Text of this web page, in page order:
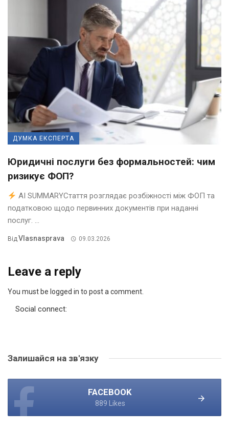
ДУМКА ЕКСПЕРТА
Юридичні послуги без формальностей: чим
ризикує ФОП?
AI SUMMARYСтаття розглядає розбіжності між ФОП та
податковою щодо первинних документів при наданні
послуг. ...
ВідVlasnasprava 09.03.2026
Leave a reply
You must be logged in to post a comment.
Social connect:
Залишайся на зв'язку
FACEBOOK
889 Likes